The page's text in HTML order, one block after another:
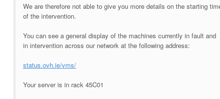
We are therefore not able to give you more details on the starting
of the intervention.
You can see a general display of the machines currently in fault and
in intervention across our network at the following address:
status.ovh.ie/vms/
Your server is in rack 45C01